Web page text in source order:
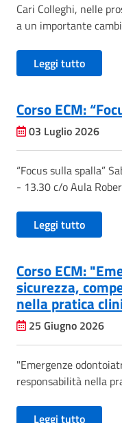
Cari Colleghi, nelle
a un importante
Leggi tutto
Corso ECM:
03 Luglio 2026
“Focus sulla spalla”
- 13.30 c/o Aula
Leggi tutto
Corso ECM:
sicurezza,
nella pratica
25 Giugno 2026
"Emergenze
responsabilità nella
Leggi tutto